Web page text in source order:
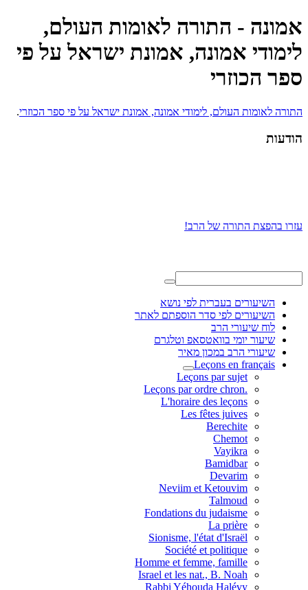
אמונה - התורה לאומות העולם,
לימודי אמונה, אמונת ישראל על פי
ספר הכוזרי
התורה לאומות העולם, לימודי אמונה, אמונת ישראל על פי ספר הכוזרי.
הודעות
עזרו בהפצת התורה של הרב!
השיעורים בעברית לפי נושא
השיעורים לפי סדר הוספתם לאתר
לוח שיעורי הרב
שיעור יומי בוואטסאפ וטלגרם
שיעורי הרב במכון מאיר
Leçons en français
Leçons par sujet
.Leçons par ordre chron
L'horaire des leçons
Les fêtes juives
Berechite
Chemot
Vayikra
Bamidbar
Devarim
Neviim et Ketouvim
Talmoud
Fondations du judaisme
La prière
Sionisme, l'état d'Israël
Société et politique
Homme et femme, famille
Israel et les nat., B. Noah
Rabbi Yéhouda Halévy